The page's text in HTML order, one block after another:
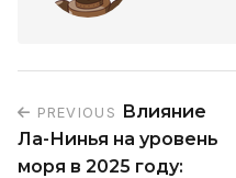
PREVIOUS Влияние
Ла-Нинья на уровень
моря в 2025 году: